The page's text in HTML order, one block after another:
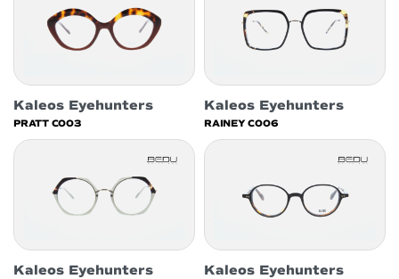
Kaleos Eyehunters
PRATT C003
Kaleos Eyehunters
RAINEY C006
Kaleos Eyehunters Kaleos Eyehunters